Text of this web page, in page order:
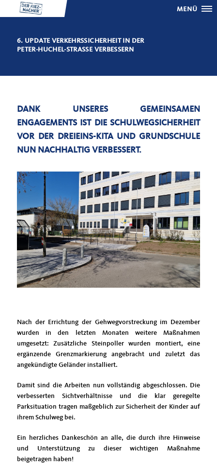
MENÜ
6. UPDATE VERKEHRSSICHERHEIT IN DER
PETER-HUCHEL-STRASSE VERBESSERN
DANK UNSERES GEMEINSAMEN
ENGAGEMENTS IST DIE SCHULWEGSICHERHEIT
VOR DER DREIEINS-KITA UND GRUNDSCHULE
NUN NACHHALTIG VERBESSERT.
Nach der Errichtung der Gehwegvorstreckung im Dezember
wurden in den letzten Monaten weitere Maßnahmen
umgesetzt: Zusätzliche Steinpoller wurden montiert, eine
ergänzende Grenzmarkierung angebracht und zuletzt das
angekündigte Geländer installiert.
Damit sind die Arbeiten nun vollständig abgeschlossen. Die
verbesserten Sichtverhältnisse und die klar geregelte
Parksituation tragen maßgeblich zur Sicherheit der Kinder auf
ihrem Schulweg bei.
Ein herzliches Dankeschön an alle, die durch ihre Hinweise
und Unterstützung zu dieser wichtigen Maßnahme
beigetragen haben!